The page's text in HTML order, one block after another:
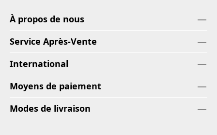
À propos de nous
Service Après-Vente
International
Moyens de paiement
Modes de livraison